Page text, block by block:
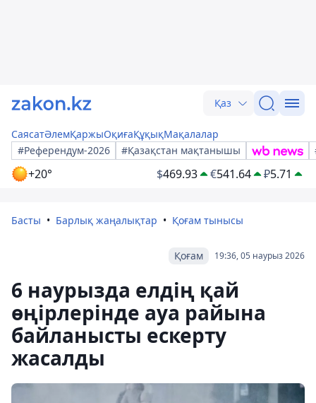
Қаз
СаясатӘлемҚаржыОқиғаҚұқықМақалалар
#Референдум-2026
#Қазақстан мақтанышы
+20° $469.93 €541.64 ₽5.71
Басты Барлық жаңалықтар Қоғам тынысы
19:36, 05 наурыз 2026
Қоғам
6 наурызда елдің қай
өңірлерінде ауа райына
байланысты ескерту
жасалды